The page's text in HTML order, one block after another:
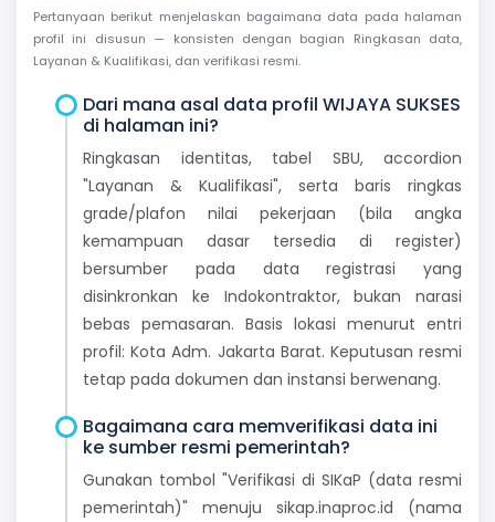
Pertanyaan berikut menjelaskan bagaimana data pada halaman
profil ini disusun — konsisten dengan bagian Ringkasan data,
Layanan & Kualifikasi, dan verifikasi resmi.
Dari mana asal data profil WIJAYA SUKSES
di halaman ini?
Ringkasan identitas, tabel SBU, accordion
"Layanan & Kualifikasi", serta baris ringkas
grade/plafon nilai pekerjaan (bila angka
kemampuan dasar tersedia di register)
bersumber pada data registrasi yang
disinkronkan ke Indokontraktor, bukan narasi
bebas pemasaran. Basis lokasi menurut entri
profil: Kota Adm. Jakarta Barat. Keputusan resmi
tetap pada dokumen dan instansi berwenang.
Bagaimana cara memverifikasi data ini
ke sumber resmi pemerintah?
Gunakan tombol "Verifikasi di SIKaP (data resmi
pemerintah)" menuju sikap.inaproc.id (nama